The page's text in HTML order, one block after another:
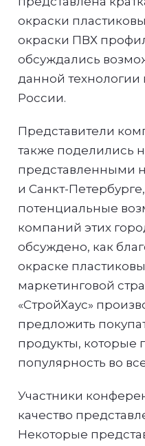
окраски
окраски ПВХ
обсуждались
данной технологии
России.
Представители
также поделились
представленными
и Санкт-
потенциальные
компаний этих
обсуждено, как
окраске
маркетинговой
«СтройХаус»
предложить
продукты, которые
популярность во
Участники
качество
Некоторые